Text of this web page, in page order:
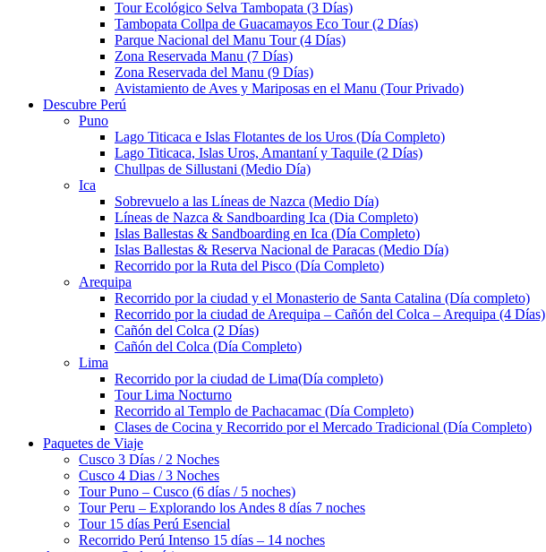
Tour Ecológico Selva Tambopata (3 Días)
Tambopata Collpa de Guacamayos Eco Tour (2 Días)
Parque Nacional del Manu Tour (4 Días)
Zona Reservada Manu (7 Días)
Zona Reservada del Manu (9 Días)
Avistamiento de Aves y Mariposas en el Manu (Tour Privado)
Descubre Perú
Puno
Lago Titicaca e Islas Flotantes de los Uros (Día Completo)
Lago Titicaca, Islas Uros, Amantaní y Taquile (2 Días)
Chullpas de Sillustani (Medio Día)
Ica
Sobrevuelo a las Líneas de Nazca (Medio Día)
Líneas de Nazca & Sandboarding Ica (Dia Completo)
Islas Ballestas & Sandboarding en Ica (Día Completo)
Islas Ballestas & Reserva Nacional de Paracas (Medio Día)
Recorrido por la Ruta del Pisco (Día Completo)
Arequipa
Recorrido por la ciudad y el Monasterio de Santa Catalina (Día completo)
Recorrido por la ciudad de Arequipa – Cañón del Colca – Arequipa (4 Días)
Cañón del Colca (2 Días)
Cañón del Colca (Día Completo)
Lima
Recorrido por la ciudad de Lima(Día completo)
Tour Lima Nocturno
Recorrido al Templo de Pachacamac (Día Completo)
Clases de Cocina y Recorrido por el Mercado Tradicional (Día Completo)
Paquetes de Viaje
Cusco 3 Días / 2 Noches
Cusco 4 Dias / 3 Noches
Tour Puno – Cusco (6 días / 5 noches)
Tour Peru – Explorando los Andes 8 días 7 noches
Tour 15 días Perú Esencial
Recorrido Perú Intenso 15 días – 14 noches